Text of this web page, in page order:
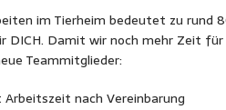
im Tierheim bedeutet zu rund
DICH. Damit wir noch mehr Zeit
Teammitglieder:
nach Vereinbarung